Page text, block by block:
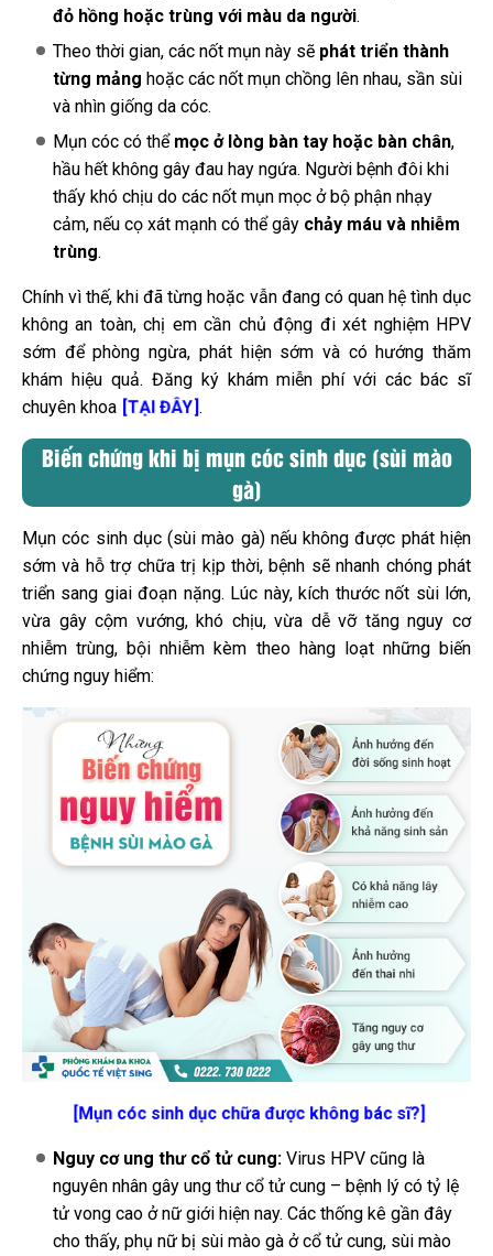
đỏ hồng hoặc trùng với màu da người.
Theo thời gian, các nốt mụn này sẽ phát triển thành
từng mảng hoặc các nốt mụn chồng lên nhau, sần sùi
và nhìn giống da cóc.
Mụn cóc có thể mọc ở lòng bàn tay hoặc bàn chân,
hầu hết không gây đau hay ngứa. Người bệnh đôi khi
thấy khó chịu do các nốt mụn mọc ở bộ phận nhạy
cảm, nếu cọ xát mạnh có thể gây chảy máu và nhiễm
trùng.
Chính vì thế, khi đã từng hoặc vẫn đang có quan hệ tình dục
không an toàn, chị em cần chủ động đi xét nghiệm HPV
sớm để phòng ngừa, phát hiện sớm và có hướng thăm
khám hiệu quả. Đăng ký khám miễn phí với các bác sĩ
chuyên khoa [TẠI ĐÂY].
Biến chứng khi bị mụn cóc sinh dục (sùi mào
gà)
Mụn cóc sinh dục (sùi mào gà) nếu không được phát hiện
sớm và hỗ trợ chữa trị kịp thời, bệnh sẽ nhanh chóng phát
triển sang giai đoạn nặng. Lúc này, kích thước nốt sùi lớn,
vừa gây cộm vướng, khó chịu, vừa dễ vỡ tăng nguy cơ
nhiễm trùng, bội nhiễm kèm theo hàng loạt những biến
chứng nguy hiểm:
[Mụn cóc sinh dục chữa được không bác sĩ?]
Nguy cơ ung thư cổ tử cung: Virus HPV cũng là
nguyên nhân gây ung thư cổ tử cung – bệnh lý có tỷ lệ
tử vong cao ở nữ giới hiện nay. Các thống kê gần đây
cho thấy, phụ nữ bị sùi mào gà ở cổ tử cung, sùi mào